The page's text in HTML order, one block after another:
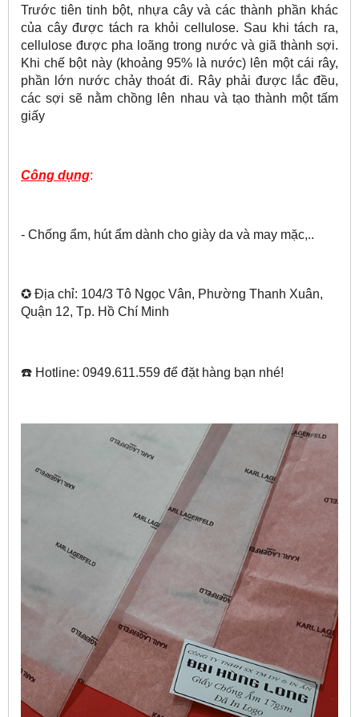
Trước tiên tinh bột, nhựa cây và các thành phần khác
của cây được tách ra khỏi cellulose. Sau khi tách ra,
cellulose được pha loãng trong nước và giã thành sợi.
Khi chế bột này (khoảng 95% là nước) lên một cái rây,
phần lớn nước chảy thoát đi. Rây phải được lắc đều,
các sợi sẽ nằm chồng lên nhau và tạo thành một tấm
giấy
Công dụng:
- Chống ẩm, hút ẩm dành cho giày da và may mặc,..
✪ Địa chỉ: 104/3 Tô Ngọc Vân, Phường Thanh Xuân,
Quận 12, Tp. Hồ Chí Minh
☎️ Hotline: 0949.611.559 để đặt hàng bạn nhé!